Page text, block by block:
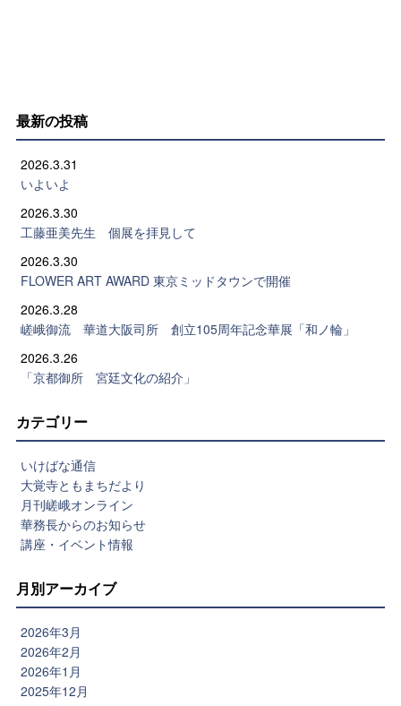
最新の投稿
2026.3.31
いよいよ
2026.3.30
工藤亜美先生 個展を拝見して
2026.3.30
FLOWER ART AWARD 東京ミッドタウンで開催
2026.3.28
嵯峨御流 華道大阪司所 創立105周年記念華展「和ノ輪」
2026.3.26
「京都御所 宮廷文化の紹介」
カテゴリー
いけばな通信
大覚寺ともまちだより
月刊嵯峨オンライン
華務長からのお知らせ
講座・イベント情報
月別アーカイブ
2026年3月
2026年2月
2026年1月
2025年12月